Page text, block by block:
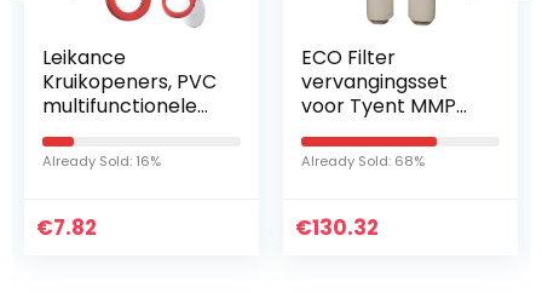
ECO Filter
vervangingsset
voor Tyent MMP
waterionisator +
Already Sold: 68%
De Buyer grote
mineral b zwart
ijzeren
28cm, inductie
koekenpan,
Already Sold: 31%
€